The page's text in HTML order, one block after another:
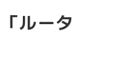
ルータ